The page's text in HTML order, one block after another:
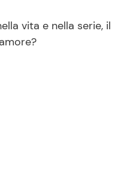
vita e nella serie, il